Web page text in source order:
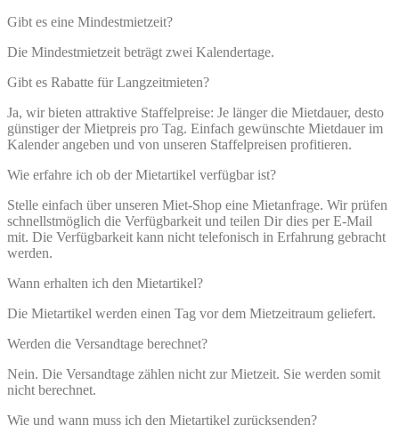
Gibt es eine Mindestmietzeit?
Die Mindestmietzeit beträgt zwei Kalendertage.
Gibt es Rabatte für Langzeitmieten?
Ja, wir bieten attraktive Staffelpreise: Je länger die Mietdauer, desto
günstiger der Mietpreis pro Tag. Einfach gewünschte Mietdauer im
Kalender angeben und von unseren Staffelpreisen profitieren.
Wie erfahre ich ob der Mietartikel verfügbar ist?
Stelle einfach über unseren Miet-Shop eine Mietanfrage. Wir prüfen
schnellstmöglich die Verfügbarkeit und teilen Dir dies per E-Mail
mit. Die Verfügbarkeit kann nicht telefonisch in Erfahrung gebracht
werden.
Wann erhalten ich den Mietartikel?
Die Mietartikel werden einen Tag vor dem Mietzeitraum geliefert.
Werden die Versandtage berechnet?
Nein. Die Versandtage zählen nicht zur Mietzeit. Sie werden somit
nicht berechnet.
Wie und wann muss ich den Mietartikel zurücksenden?